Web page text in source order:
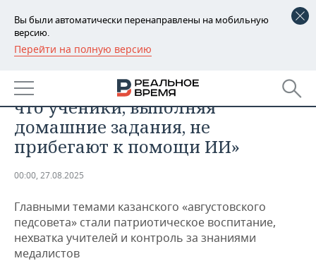
Вы были автоматически перенаправлены на мобильную
версию.
Перейти на полную версию
РЕГИОНЫ
БАШКОРТОСТАН
ТАТАРСТАН
УДМУРТИЯ
НОВОСТИ
АНАЛИТИКА
НОВОСТИ АНАЛИТИКИ
ДЕКЛАРАЦИИ О ДОХОДАХ
КОРОЛИ ГОСЗАКАЗА ПФО
ВУЗЫ ТАТАРСТАНА
ЭКОНОМИКА
НОВОСТИ ЭКОНОМИКИ
ФИНАНСЫ
БАНКИ
ПРОМЫШЛЕННОСТЬ
НОВОСТИ
ПРОМЫШЛЕННОСТИ
АГРОПРОМ
НЕДВИЖИМОСТЬ
НОВОСТИ НЕДВИЖИМОСТИ
АВТО
Ирек Ризванов: «Наивно думать,
что ученики, выполняя
домашние задания, не
прибегают к помощи ИИ»
00:00, 27.08.2025
Главными темами казанского «августовского
педсовета» стали патриотическое воспитание,
нехватка учителей и контроль за знаниями
медалистов